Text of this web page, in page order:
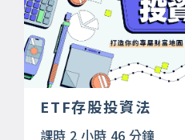
ETF存股投資法
課時 2 小時 46 分鐘